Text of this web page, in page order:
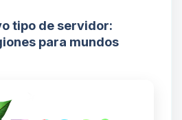
tipo de servidor:
para mundos